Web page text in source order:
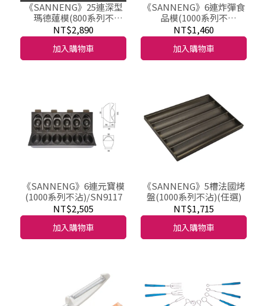
《SANNENG》25連深型
瑪德蓮模(800系列不
沾)SN1655
NT$2,890
加入購物車
《SANNENG》6連炸彈食
品模(1000系列不
沾)/SN9011
NT$1,460
加入購物車
《SANNENG》6連元寶模
(1000系列不沾)/SN9117
NT$2,505
加入購物車
《SANNENG》5槽法國烤
盤(1000系列不沾)(任選)
NT$1,715
加入購物車